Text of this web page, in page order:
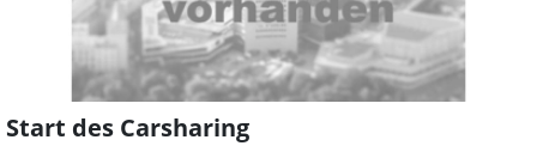
Start des Carsharing